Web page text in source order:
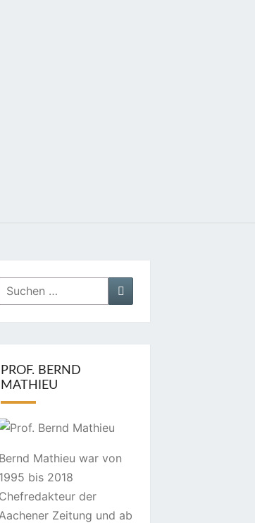
Suchen
PROF. BERND
MATHIEU
Bernd Mathieu war von
1995 bis 2018
Chefredakteur der
Zeitung und ab